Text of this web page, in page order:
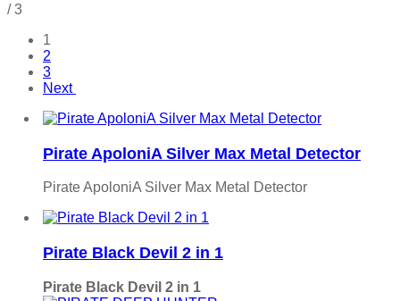
/ 3
1
2
3
Next
Pirate ApoloniA Silver Max Metal Detector
Pirate ApoloniA Silver Max Metal Detector
Pirate Black Devil 2 in 1
Pirate Black Devil 2 in 1